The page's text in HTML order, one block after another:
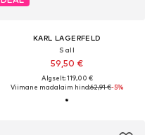
KARL LAGERFELD
Sall
59,50 €
Algselt: 119,00 €
Viimane madalaim hind:62,91 €-5%